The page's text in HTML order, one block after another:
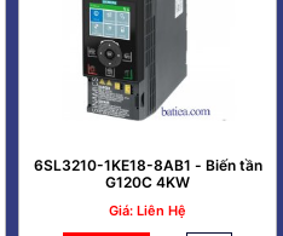
6SL3210-1KE18-8AB1 - Biến tần
G120C 4KW
Giá: Liên Hệ